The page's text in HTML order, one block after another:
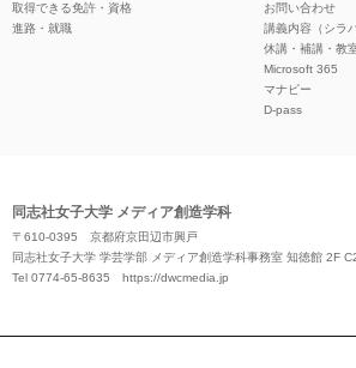
取得できる免許・資格
進路・就職
お問い合わせ
講義内容（シラ
休講・補講・教
Microsoft 365
マナビー
D-pass
同志社女子大学 メディア創造学科
〒610-0395 京都府京田辺市興戸
同志社女子大学 学芸学部 メディア創造学科事務室 知徳館 2F
Tel 0774-65-8635 https://dwcmedia.jp